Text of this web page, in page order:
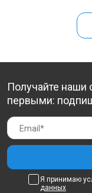
Получайте
первыми:
Я принимаю
данных